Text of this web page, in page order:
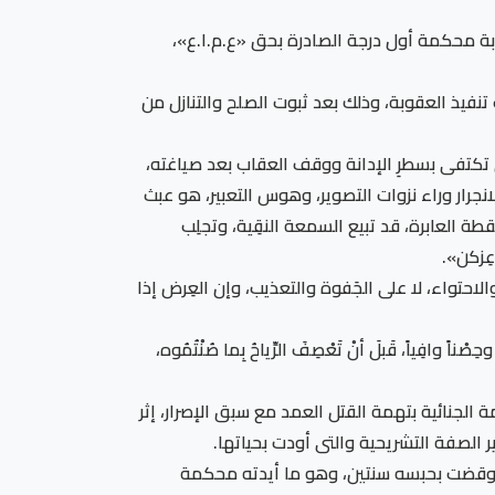
محكمة أول درجة الصادرة بحق «ع.م.ا.ع»،
العقوبة، وذلك بعد ثبوت الصلح والتنازل من
بسطرِ الإدانة ووقف العقاب بعد صياغته،
وراء نزوات التصوير، وهوس التعبير، هو عبث
العابرة، قد تبيع السمعة النقِية، وتجلِب
لا على الجَفوة والتعذيب، وإن العِرض إذا
وافِياً، قَبلَ أنْ تَعْصِفَ الرِّياحُ بِما صُنْتُمُوه،
إلى المحاكمة الجنائية بتهمة القتل العمد مع سبق الإصرار، إثر
التشريحية والتى أودت بحياتها.
نية إزهاق الروح، وقضت بحبسه سنتين، وهو ما أيدته محكمة